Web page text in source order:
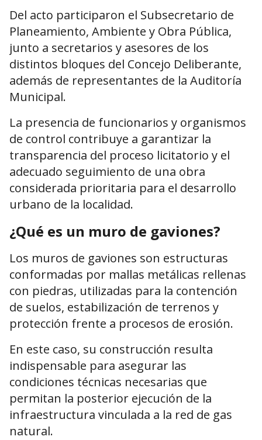
Del acto participaron el Subsecretario de
Planeamiento, Ambiente y Obra Pública,
junto a secretarios y asesores de los
distintos bloques del Concejo Deliberante,
además de representantes de la Auditoría
Municipal.
La presencia de funcionarios y organismos
de control contribuye a garantizar la
transparencia del proceso licitatorio y el
adecuado seguimiento de una obra
considerada prioritaria para el desarrollo
urbano de la localidad.
¿Qué es un muro de gaviones?
Los muros de gaviones son estructuras
conformadas por mallas metálicas rellenas
con piedras, utilizadas para la contención
de suelos, estabilización de terrenos y
protección frente a procesos de erosión.
En este caso, su construcción resulta
indispensable para asegurar las
condiciones técnicas necesarias que
permitan la posterior ejecución de la
infraestructura vinculada a la red de gas
natural.